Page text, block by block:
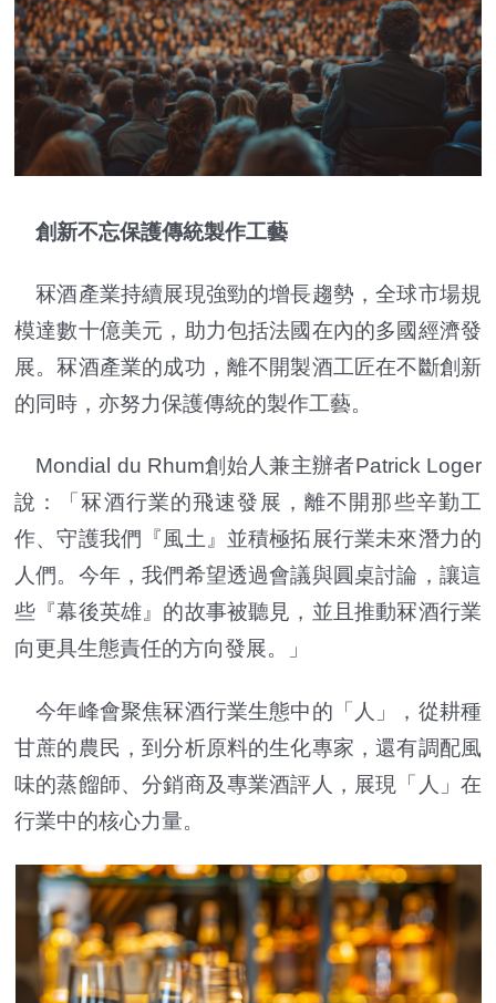
創新不忘保護傳統製作工藝
冧酒產業持續展現強勁的增長趨勢，全球市場規
模達數十億美元，助力包括法國在內的多國經濟發
展。冧酒產業的成功，離不開製酒工匠在不斷創新
的同時，亦努力保護傳統的製作工藝。
Mondial du Rhum創始人兼主辦者Patrick Loger
說：「冧酒行業的飛速發展，離不開那些辛勤工
作、守護我們『風土』並積極拓展行業未來潛力的
人們。今年，我們希望透過會議與圓桌討論，讓這
些『幕後英雄』的故事被聽見，並且推動冧酒行業
向更具生態責任的方向發展。」
今年峰會聚焦冧酒行業生態中的「人」，從耕種
甘蔗的農民，到分析原料的生化專家，還有調配風
味的蒸餾師、分銷商及專業酒評人，展現「人」在
行業中的核心力量。